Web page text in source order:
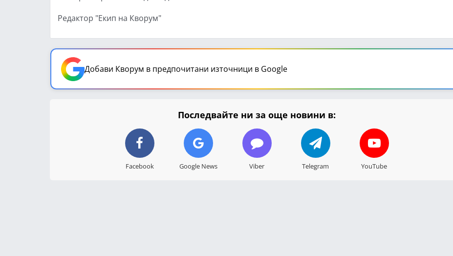
Редактор "Екип на Кворум"
Добави Кворум в предпочитани източници в Google
Последвайте ни за още новини в:
Facebook Google News Viber Telegram YouTube